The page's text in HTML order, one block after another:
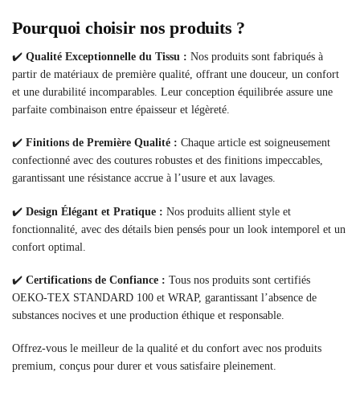
Pourquoi choisir nos produits ?
✔️ Qualité Exceptionnelle du Tissu : Nos produits sont fabriqués à
partir de matériaux de première qualité, offrant une douceur, un confort
et une durabilité incomparables. Leur conception équilibrée assure une
parfaite combinaison entre épaisseur et légèreté.
✔️ Finitions de Première Qualité : Chaque article est soigneusement
confectionné avec des coutures robustes et des finitions impeccables,
garantissant une résistance accrue à l’usure et aux lavages.
✔️ Design Élégant et Pratique : Nos produits allient style et
fonctionnalité, avec des détails bien pensés pour un look intemporel et un
confort optimal.
✔️ Certifications de Confiance : Tous nos produits sont certifiés
OEKO-TEX STANDARD 100 et WRAP, garantissant l’absence de
substances nocives et une production éthique et responsable.
Offrez-vous le meilleur de la qualité et du confort avec nos produits
premium, conçus pour durer et vous satisfaire pleinement.